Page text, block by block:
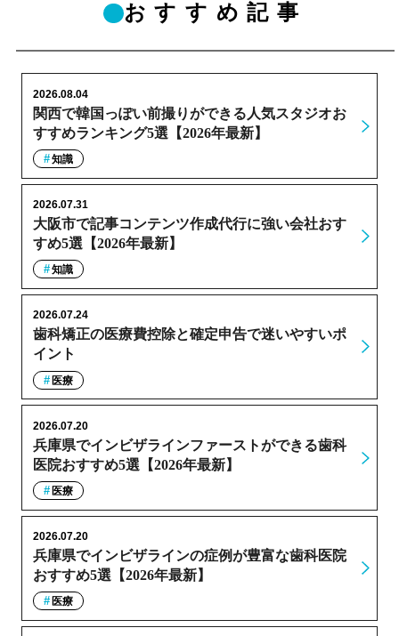
おすすめ記事
関西で韓国っぽい前撮りができる人気スタジオお
すすめランキング5選【2026年最新】
2026.08.04
知識
大阪市で記事コンテンツ作成代行に強い会社おす
すめ5選【2026年最新】
2026.07.31
知識
歯科矯正の医療費控除と確定申告で迷いやすいポ
イント
2026.07.24
医療
兵庫県でインビザラインファーストができる歯科
医院おすすめ5選【2026年最新】
2026.07.20
医療
兵庫県でインビザラインの症例が豊富な歯科医院
おすすめ5選【2026年最新】
2026.07.20
医療